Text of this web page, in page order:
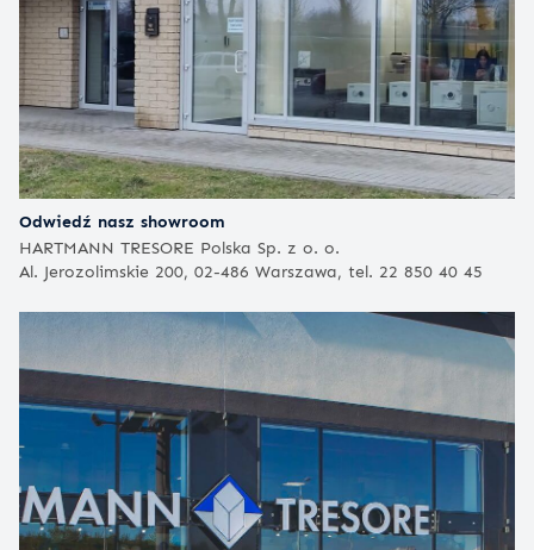
Odwiedź nasz showroom
HARTMANN TRESORE Polska Sp. z o. o.
Al. Jerozolimskie 200, 02-486 Warszawa, tel. 22 850 40 45